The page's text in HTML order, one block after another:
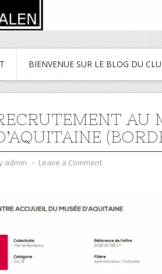
BIENVENUE SUR LE BLOG DU
AU
admin ⋅ Leave a Comment